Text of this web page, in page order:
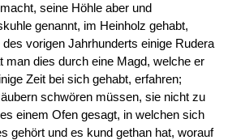
seine Höhle aber und
genannt, im Heinholz gehabt,
vorigen Jahrhunderts einige Rudera
man dies durch eine Magd, welche er
Zeit bei sich gehabt, erfahren;
schwören müssen, sie nicht zu
einem Ofen gesagt, in welchen sich
gehört und es kund gethan hat, worauf